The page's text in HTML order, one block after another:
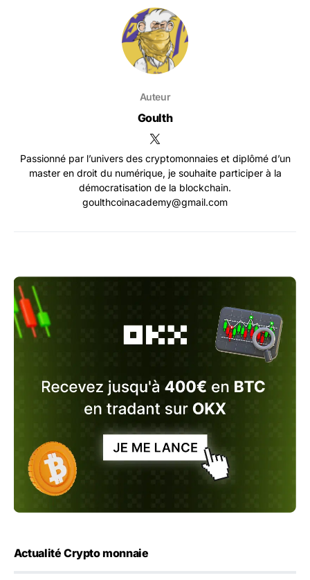
Auteur
Goulth
Passionné par l’univers des cryptomonnaies et diplômé d’un
master en droit du numérique, je souhaite participer à la
démocratisation de la blockchain.
goulthcoinacademy@gmail.com
Actualité Crypto monnaie